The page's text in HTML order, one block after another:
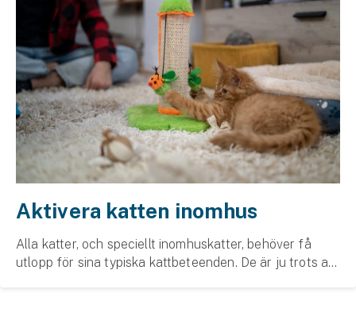
Aktivera katten inomhus
Alla katter, och speciellt inomhuskatter, behöver få
utlopp för sina typiska kattbeteenden. De är ju trots allt